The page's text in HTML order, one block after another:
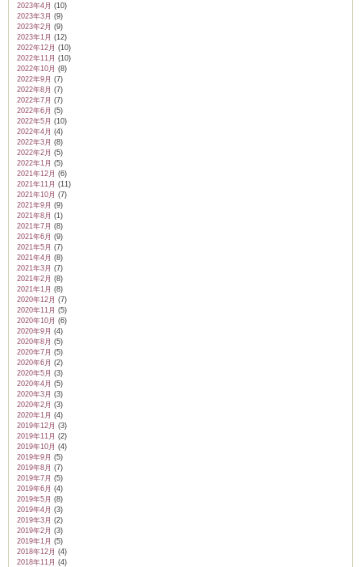
2023年4月 (10)
2023年3月 (9)
2023年2月 (9)
2023年1月 (12)
2022年12月 (10)
2022年11月 (10)
2022年10月 (8)
2022年9月 (7)
2022年8月 (7)
2022年7月 (7)
2022年6月 (5)
2022年5月 (10)
2022年4月 (4)
2022年3月 (8)
2022年2月 (5)
2022年1月 (5)
2021年12月 (6)
2021年11月 (11)
2021年10月 (7)
2021年9月 (9)
2021年8月 (1)
2021年7月 (8)
2021年6月 (9)
2021年5月 (7)
2021年4月 (8)
2021年3月 (7)
2021年2月 (8)
2021年1月 (8)
2020年12月 (7)
2020年11月 (5)
2020年10月 (6)
2020年9月 (4)
2020年8月 (5)
2020年7月 (5)
2020年6月 (2)
2020年5月 (3)
2020年4月 (5)
2020年3月 (3)
2020年2月 (3)
2020年1月 (4)
2019年12月 (3)
2019年11月 (2)
2019年10月 (4)
2019年9月 (5)
2019年8月 (7)
2019年7月 (5)
2019年6月 (4)
2019年5月 (8)
2019年4月 (3)
2019年3月 (2)
2019年2月 (3)
2019年1月 (5)
2018年12月 (4)
2018年11月 (4)